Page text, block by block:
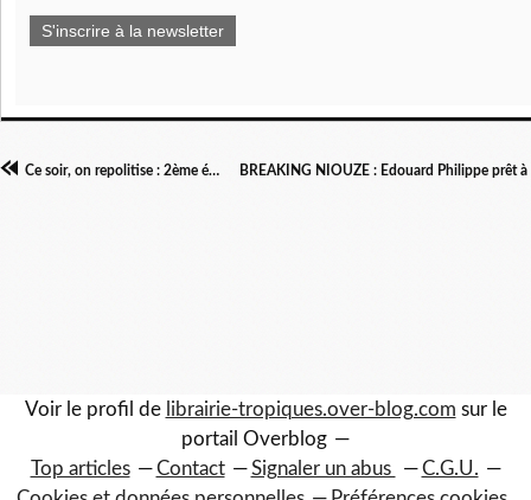
S'inscrire à la newsletter
Ce soir, on repolitise : 2ème épisode
Voir le profil de librairie-tropiques.over-blog.com sur le
portail Overblog
Top articles
Contact Signaler un abus
C.G.U.